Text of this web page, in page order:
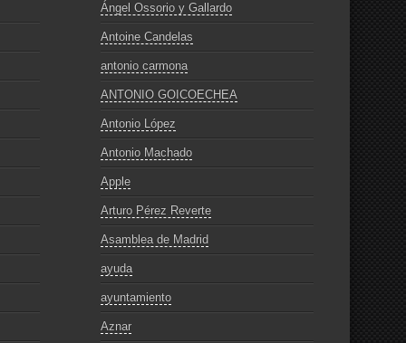
Ángel Ossorio y Gallardo
Antoine Candelas
antonio carmona
ANTONIO GOICOECHEA
Antonio López
Antonio Machado
Apple
Arturo Pérez Reverte
Asamblea de Madrid
ayuda
ayuntamiento
Aznar